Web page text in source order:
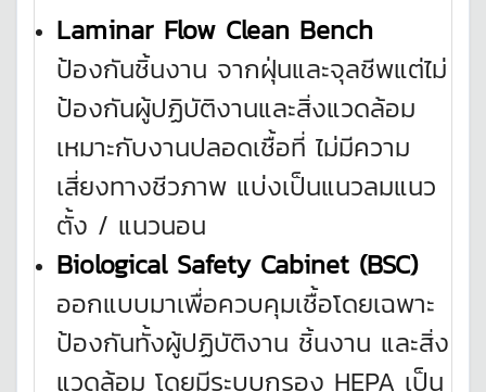
Laminar Flow Clean Bench
ป้องกันชิ้นงาน จากฝุ่นและจุลชีพแต่ไม่
ป้องกันผู้ปฏิบัติงานและสิ่งแวดล้อม
เหมาะกับงานปลอดเชื้อที่ ไม่มีความ
เสี่ยงทางชีวภาพ แบ่งเป็นแนวลมแนว
ตั้ง / แนวนอน
Biological Safety Cabinet (BSC)
ออกแบบมาเพื่อควบคุมเชื้อโดยเฉพาะ
ป้องกันทั้งผู้ปฏิบัติงาน ชิ้นงาน และสิ่ง
แวดล้อม โดยมีระบบกรอง HEPA เป็น